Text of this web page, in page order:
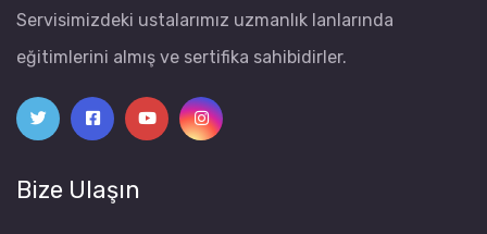
Servisimizdeki ustalarımız uzmanlık lanlarında
eğitimlerini almış ve sertifika sahibidirler.
Bize Ulaşın